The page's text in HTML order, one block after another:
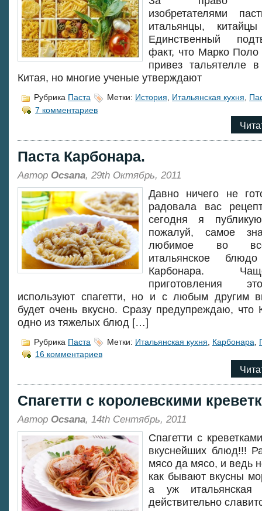
изобретателями
итальянцы,
Единственный
факт, что Марко Поло
привез тальятелле
Китая, но многие ученые утверждают
Рубрика Паста Метки: История, Итальянская кухня,
7 комментариев
Паста Карбонара.
Автор Ocsana, 29th Октябрь, 2011
Давно ничего не
радовала вас
сегодня я
пожалуй, самое
любимое во
итальянское
Карбонара.
приготовления
используют спагетти, но и с любым другим
будет очень вкусно. Сразу предупреждаю, что
одно из тяжелых блюд […]
Рубрика Паста Метки: Итальянская кухня Карбонара
16 комментариев
Спагетти с королевскими
Автор Ocsana, 14th Сентябрь, 2011
Спагетти с
вкуснейших блюд!!!
мясо да мясо, и ведь
как бывают вкусны
а уж итальянская
действительно